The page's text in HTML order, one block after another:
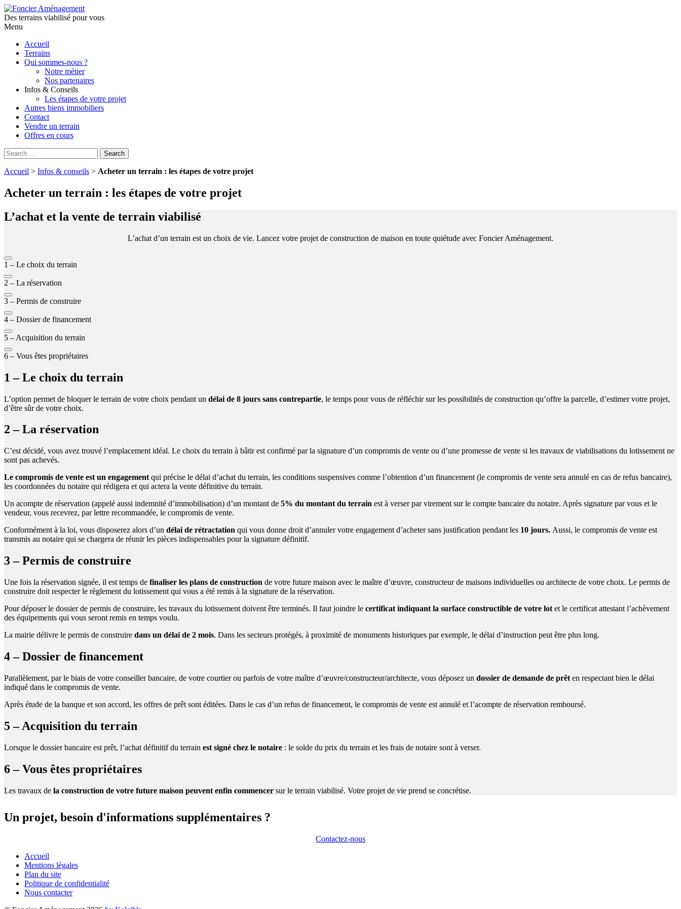
Des terrains viabilisé pour vous
Menu
contenu
principal
Accueil
Terrains
Qui sommes-nous ?
Notre métier
Nos partenaires
Infos & Conseils
Les étapes de votre projet
Autres biens immobiliers
Contact
Vendre un terrain
Offres en cours
Search
for:
Search
Accueil > Infos & conseils > Acheter un terrain : les étapes de votre projet
Acheter un terrain : les étapes de votre projet
L’achat et la vente de terrain viabilisé
L’achat d’un terrain est un choix de vie. Lancez votre projet de construction de maison en toute quiétude avec Foncier Aménagement.
1 – Le choix du terrain
2 – La réservation
3 – Permis de construire
4 – Dossier de financement
5 – Acquisition du terrain
6 – Vous êtes propriétaires
1 – Le choix du terrain
L’option permet de bloquer le terrain de votre choix pendant un délai de 8 jours sans contrepartie, le temps pour vous de réfléchir sur les possibilités de construction qu’offre la parcelle, d’estimer votre projet,
d’être sûr de votre choix.
2 – La réservation
C’est décidé, vous avez trouvé l’emplacement idéal. Le choix du terrain à bâtir est confirmé par la signature d’un compromis de vente ou d’une promesse de vente si les travaux de viabilisations du lotissement ne
sont pas achevés.
Le compromis de vente est un engagement qui précise le délai d’achat du terrain, les conditions suspensives comme l’obtention d’un financement (le compromis de vente sera annulé en cas de refus bancaire),
les coordonnées du notaire qui rédigera et qui actera la vente définitive du terrain.
Un acompte de réservation (appelé aussi indemnité d’immobilisation) d’un montant de 5% du montant du terrain est à verser par virement sur le compte bancaire du notaire. Après signature par vous et le
vendeur, vous recevrez, par lettre recommandée, le compromis de vente.
Conformément à la loi, vous disposerez alors d’un délai de rétractation qui vous donne droit d’annuler votre engagement d’acheter sans justification pendant les 10 jours. Aussi, le compromis de vente est
transmis au notaire qui se chargera de réunir les pièces indispensables pour la signature définitif.
3 – Permis de construire
Une fois la réservation signée, il est temps de finaliser les plans de construction de votre future maison avec le maître d’œuvre, constructeur de maisons individuelles ou architecte de votre choix. Le permis de
construire doit respecter le règlement du lotissement qui vous a été remis à la signature de la réservation.
Pour déposer le dossier de permis de construire, les travaux du lotissement doivent être terminés. Il faut joindre le certificat indiquant la surface constructible de votre lot et le certificat attestant l’achèvement
des équipements qui vous seront remis en temps voulu.
La mairie délivre le permis de construire dans un délai de 2 mois. Dans les secteurs protégés, à proximité de monuments historiques par exemple, le délai d’instruction peut être plus long.
4 – Dossier de financement
Parallèlement, par le biais de votre conseiller bancaire, de votre courtier ou parfois de votre maître d’œuvre/constructeur/architecte, vous déposez un dossier de demande de prêt en respectant bien le délai
indiqué dans le compromis de vente.
Après étude de la banque et son accord, les offres de prêt sont éditées. Dans le cas d’un refus de financement, le compromis de vente est annulé et l’acompte de réservation remboursé.
5 – Acquisition du terrain
Lorsque le dossier bancaire est prêt, l’achat définitif du terrain est signé chez le notaire : le solde du prix du terrain et les frais de notaire sont à verser.
6 – Vous êtes propriétaires
Les travaux de la construction de votre future maison peuvent enfin commencer sur le terrain viabilisé. Votre projet de vie prend se concrétise.
Un projet, besoin d'informations supplémentaires ?
Contactez-nous
Accueil
Mentions légales
Plan du site
Politique de confidentialité
Nous contacter